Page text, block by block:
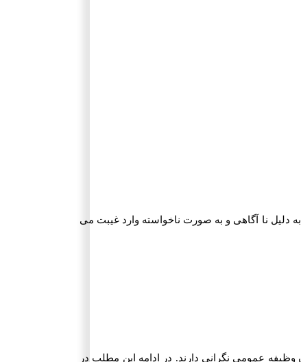
دلیل نا آگاهی و به صورت ناخواسته وارد غیبت می
عمومی نگرانی دارند. در ادامه این مطلب در